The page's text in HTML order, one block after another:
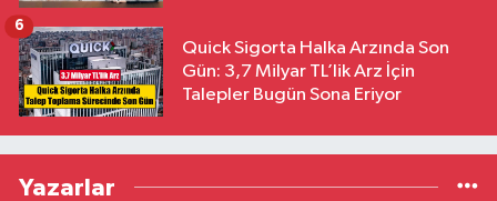
Quick Sigorta Halka Arzında Son
Gün: 3,7 Milyar TL’lik Arz İçin
Talepler Bugün Sona Eriyor
6
Yazarlar